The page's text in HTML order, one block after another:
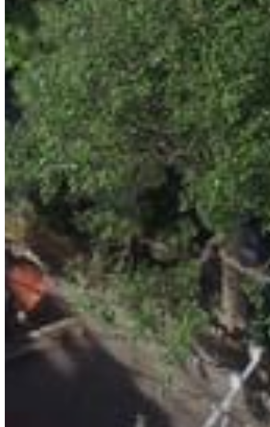
Mayakoba Country Club
$138,600 USD
300 m²
Senderos Poniente Mayakoba
$109,900 USD
166 m²
Valenia
$108,500 USD
276 m²
¿Buscas otra propiedad?
Explora el portfolio completo en la Riviera Maya
VER PROPIEDADES
Agence immobilière trilingue certifiée sur la Riviera